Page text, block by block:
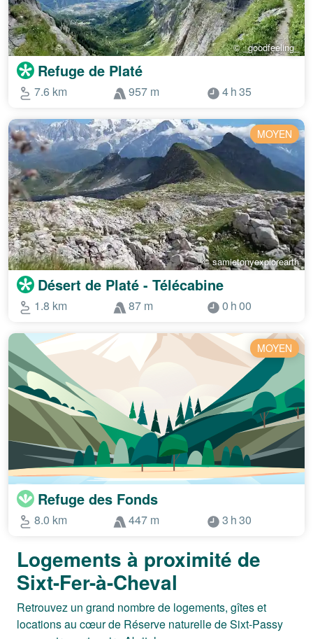
© _goodfeeling_
Refuge de Platé
7.6 km 957 m 4 h 35
MOYEN
© samietonyexplorearth
Désert de Platé - Télécabine
1.8 km 87 m 0 h 00
MOYEN
Refuge des Fonds
8.0 km 447 m 3 h 30
Logements à proximité de
Sixt-Fer-à-Cheval
Retrouvez un grand nombre de logements, gîtes et
locations au cœur de Réserve naturelle de Sixt-Passy